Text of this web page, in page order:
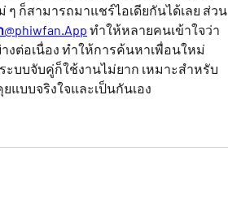
ก็สามารถมาแชร์ไอเดียกันได้เลย ส่วน
ทำให้หลายคนเข้าใจว่า
ต่อเนื่อง ทำให้การค้นหาเพื่อนใหม่
บบจับคู่ก็ใช้งานไม่ยาก เหมาะสำหรับ
บบจริงใจและเป็นกันเอง